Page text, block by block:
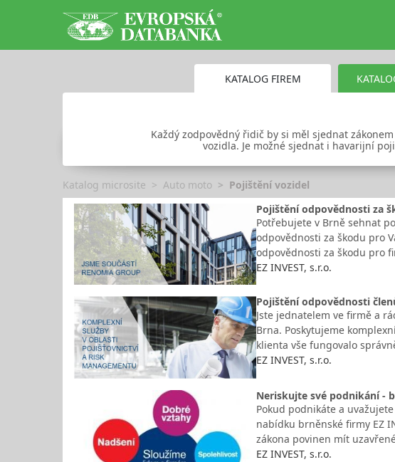
KATALOG FIREM
Každý zodpovědný řidič by si měl sjednat
vozidla. Je možné sjednat i havarijní
Katalog microsite Auto moto
Pojištění vozidel
Pojištění odpovědnosti za
Potřebujete v Brně sehnat
odpovědnosti za škodu pro
odpovědnosti za škodu pro
EZ INVEST, s.r.o.
Pojištění odpovědnosti
Jste jednatelem ve firmě a
Brna. Poskytujeme
klienta vše fungovalo
EZ INVEST, s.r.o.
Neriskujte své podnikání -
Pokud podnikáte a
nabídku brněnské firmy EZ
zákona povinen mít
EZ INVEST, s.r.o.